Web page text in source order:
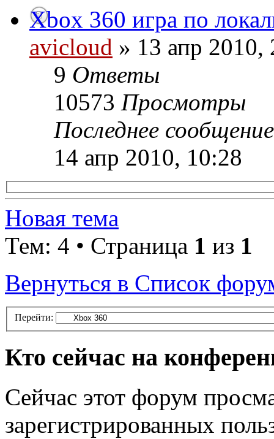
Xbox 360 игра по
avicloud » 13 апр 2010,
9 Ответы
10573 Просмотры
Последнее
14 апр 2010, 10:28
Новая тема
Тем: 4 • Страница 1 из 1
Вернуться в Список
Перейти:
Кто сейчас на
Сейчас этот форум
зарегистрированных